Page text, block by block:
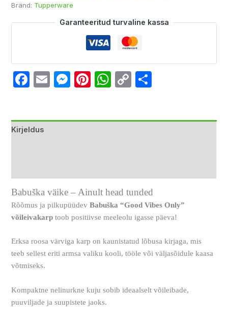
Bränd: Tupperware
Garanteeritud turvaline kassa
Facebook
EmailMessenger
Pinterest
WhatsApp
Copy
Kirjeldus
Babuška väike – Ainult head tunded
Rõõmus ja pilkupüüdevBabuška “Good Vibes Only”
võileivakarp toob positiivse meeleolu igasse päeva!
Erksa roosa värviga karp on kaunistatud lõbusa kirjaga, mis
teeb sellest eriti armsa valiku kooli, tööle või väljasõidule kaasa
võtmiseks.
Kompaktne nelinurkne kuju sobib ideaalselt võileibade,
puuviljade ja suupistete jaoks.